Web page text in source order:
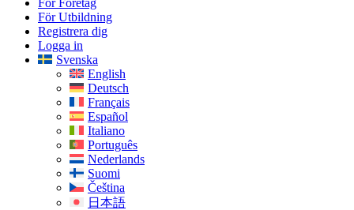
För Företag
För Utbildning
Registrera dig
Logga in
Svenska
English
Deutsch
Français
Español
Italiano
Português
Nederlands
Suomi
Čeština
日本語